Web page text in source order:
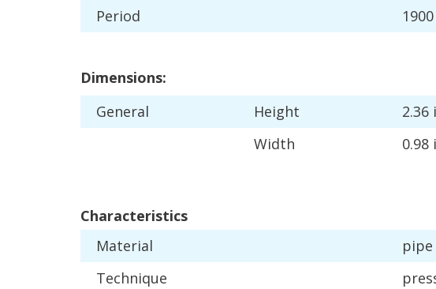
Period
1900
Dimensions:
General
Height 2.36
Width
0.98
Characteristics
Material
pipe
Technique